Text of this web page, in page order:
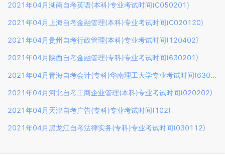
2021年04月湖南自考英语(本科)专业考试时间(C050201)
2021年04月上海自考金融管理(本科)专业考试时间(C020120)
2021年04月贵州自考行政管理(本科)专业考试时间(120402)
2021年04月陕西自考金融管理(专科)专业考试时间(630201)
2021年04月青海自考会计(专科)华南理工大学专业考试时间(630302)
2021年04月河北自考工商企业管理(本科)专业考试时间(020202)
2021年04月天津自考广告(专科)专业考试时间(102)
2021年04月黑龙江自考法律实务(专科)专业考试时间(030112)